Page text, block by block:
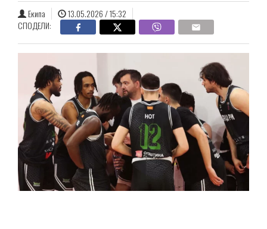
Екипа
13.05.2026 / 15:32
СПОДЕЛИ: